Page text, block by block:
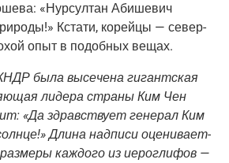
«Нур­сул­тан Аби­ше­вич
Кста­ти, корей­цы — север­
опыт в подоб­ных вещах.
была высе­че­на гигант­ская
лиде­ра стра­ны Ким Чен
«Да здрав­ству­ет гене­рал Ким
Дли­на над­пи­си оце­ни­ва­ет­
каж­до­го из иеро­гли­фов —